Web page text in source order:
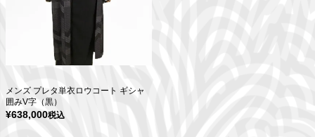
メンズ プレタ単衣ロウコート ギシャ
囲みV字（黒）
¥638,000税込